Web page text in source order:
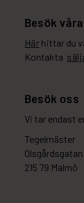
Besök
Här hittar du
Kontakta
Besök oss
Vi tar endast
Tegelmäster
Olsgårdsgatan
215 79 Malmö